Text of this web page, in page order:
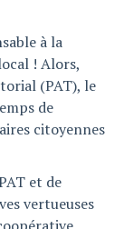
à la
! Alors,
(PAT), le
de
citoyennes
et de
vertueuses